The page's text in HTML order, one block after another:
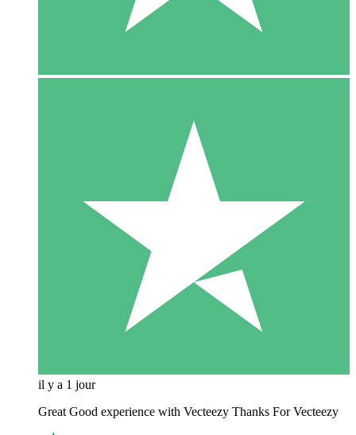
il y a 1 jour
Great Good experience with Vecteezy Thanks For Vecteezy